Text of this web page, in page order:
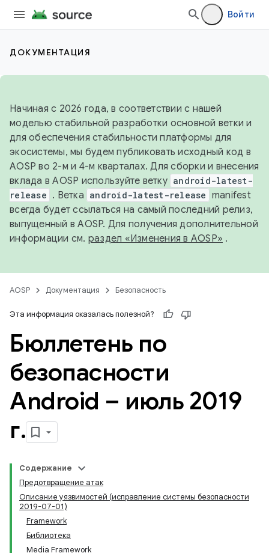
Войти
ДОКУМЕНТАЦИЯ
Начиная с 2026 года, в соответствии с нашей
моделью стабильной разработки основной ветки и
для обеспечения стабильности платформы для
экосистемы, мы будем публиковать исходный код в
AOSP во 2-м и 4-м кварталах. Для сборки и внесения
вклада в AOSP используйте ветку android-latest-
release . Ветка android-latest-release manifest
всегда будет ссылаться на самый последний релиз,
выпущенный в AOSP. Для получения дополнительной
информации см. раздел «Изменения в AOSP» .
AOSP Документация Безопасность
Эта информация оказалась полезной?
Бюллетень по
безопасности
Android – июль 2019
г.
Содержание
Предотвращение атак
Описание уязвимостей (исправление системы безопасности
2019-07-01)
Framework
Библиотека
Media Framework